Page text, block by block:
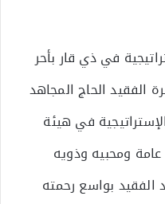
في ذي قار بأحر
الفقيد الحاج المجاهد
في هيئة
ومحبيه وذويه
الفقيد بواسع رحمته